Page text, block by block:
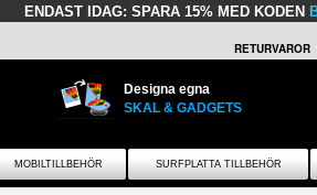
ENDAST IDAG: SPARA 15% MED KODEN
RETURVAROR
Designa egna
SKAL & GADGETS
MOBILTILLBEHÖR SURFPLATTA TILLBEHÖR